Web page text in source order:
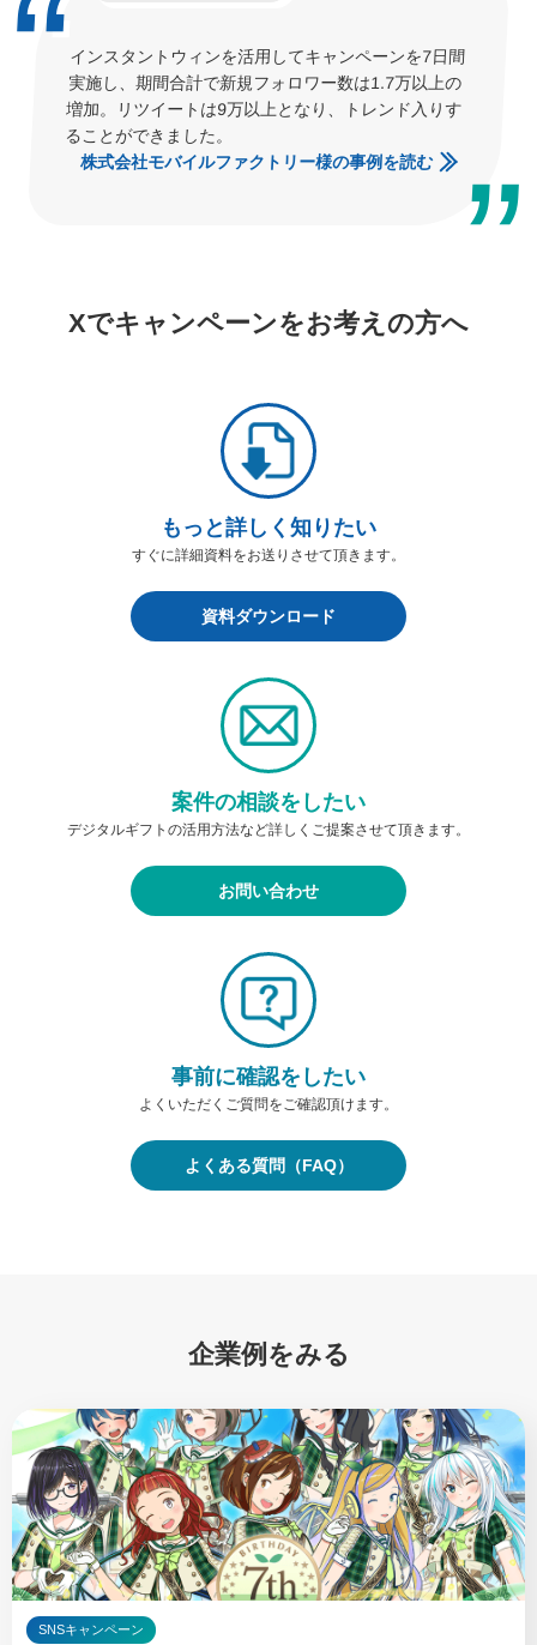
インスタントウィンを活用してキャンペーンを7日間
実施し、期間合計で新規フォロワー数は1.7万以上の
増加。リツイートは9万以上となり、トレンド入りす
ることができました。
株式会社モバイルファクトリー様の事例を読む
Xでキャンペーンをお考えの方へ
もっと詳しく知りたい
すぐに詳細資料をお送りさせて頂きます。
資料ダウンロード
案件の相談をしたい
デジタルギフトの活用方法など詳しくご提案させて頂きます。
お問い合わせ
事前に確認をしたい
よくいただくご質問をご確認頂けます。
よくある質問（FAQ）
企業例をみる
SNSキャンペーン